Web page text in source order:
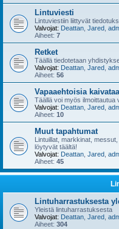
Lintuviesti
Lintuviestiin liittyvät
Valvojat: Deattan Jared
Aiheet: 7
Retket
Täällä tiedotetaan
Valvojat: Deattan Jared
Aiheet: 56
Vapaaehtoisia
Täällä voi myös ilmoittautua
Valvojat: Deattan Jared
Aiheet: 10
Muut tapahtumat
Lintuillat, markkinat,
löytyvät täältä!
Valvojat: Deattan Jared
Aiheet: 45
Lintuharrastuksesta
Yleistä lintuharrastuksesta
Valvojat: Deattan Jared
Aiheet: 304